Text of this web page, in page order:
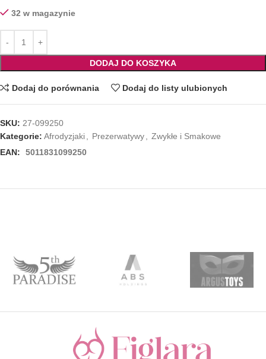
32 w magazynie
DODAJ DO KOSZYKA
Dodaj do porównania Dodaj do listy ulubionych
SKU: 27-099250
Kategorie: Afrodyzjaki, Prezerwatywy, Zwykłe i Smakowe
EAN:
5011831099250